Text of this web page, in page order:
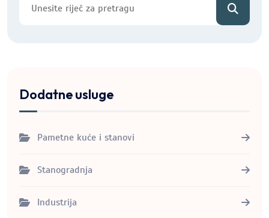
Dodatne usluge
Pametne kuće i stanovi
Stanogradnja
Industrija